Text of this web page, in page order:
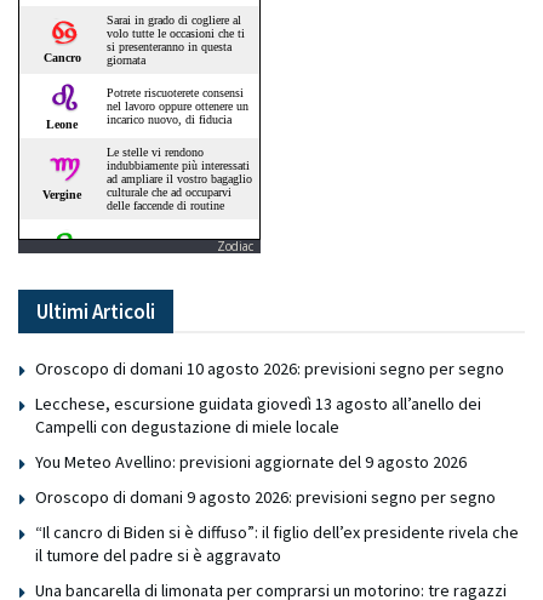
Zodiac
Ultimi Articoli
Oroscopo di domani 10 agosto 2026: previsioni segno per segno
Lecchese, escursione guidata giovedì 13 agosto all’anello dei
Campelli con degustazione di miele locale
You Meteo Avellino: previsioni aggiornate del 9 agosto 2026
Oroscopo di domani 9 agosto 2026: previsioni segno per segno
“Il cancro di Biden si è diffuso”: il figlio dell’ex presidente rivela che
il tumore del padre si è aggravato
Una bancarella di limonata per comprarsi un motorino: tre ragazzi